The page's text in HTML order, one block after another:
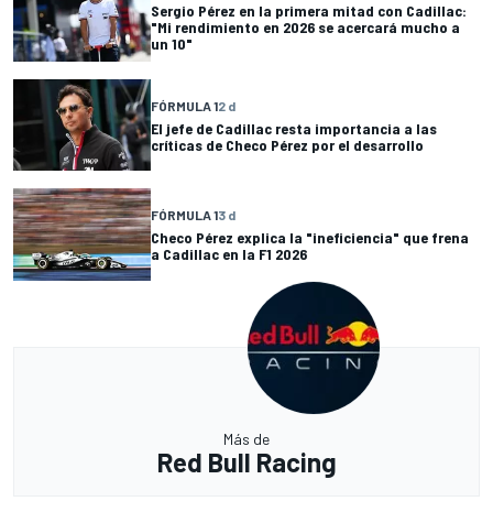
Sergio Pérez en la primera mitad con Cadillac:
"Mi rendimiento en 2026 se acercará mucho a
un 10"
FÓRMULA 12 d
El jefe de Cadillac resta importancia a las
críticas de Checo Pérez por el desarrollo
FÓRMULA 13 d
Checo Pérez explica la "ineficiencia" que frena
a Cadillac en la F1 2026
Más de
Red Bull Racing